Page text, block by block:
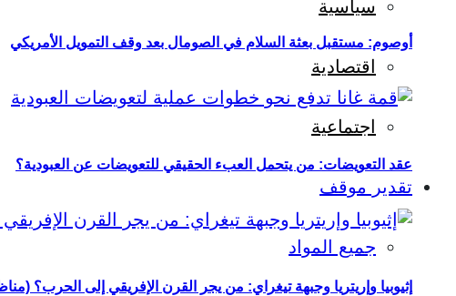
سياسية
اقتصادية
اجتماعية
تقدير موقف
جميع المواد
أوصوم: مستقبل بعثة السلام في الصومال بعد وقف التمويل الأمريكي
عقد التعويضات: من يتحمل العبء الحقيقي للتعويضات عن العبودية؟
إثيوبيا وإريتريا وجبهة تيغراي: من يجر القرن الإفريقي إلى الحرب؟